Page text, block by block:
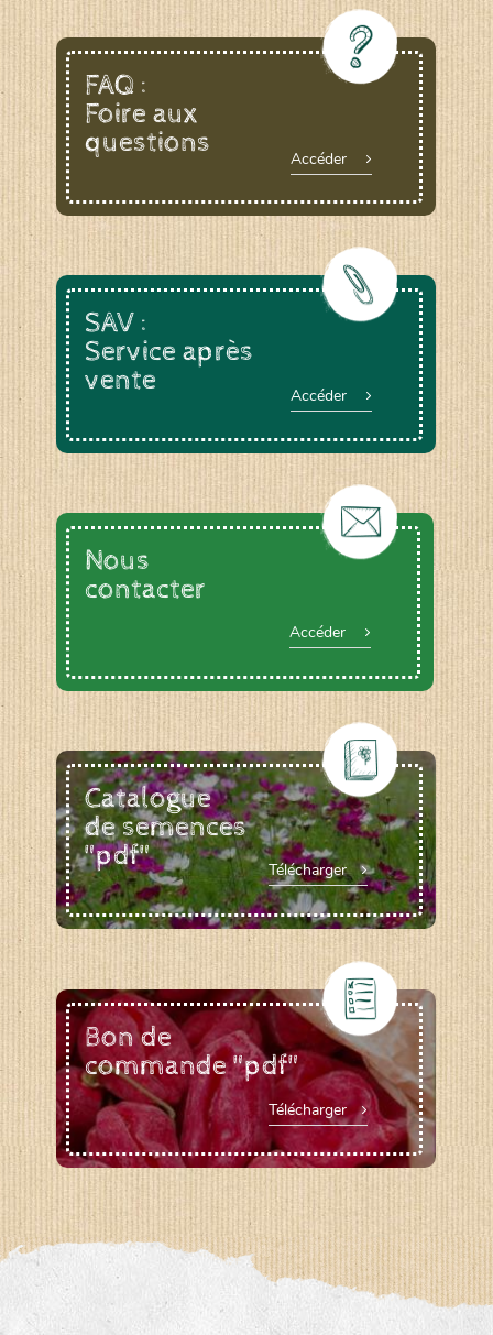
FAQ :
Foire aux
questions
Accéder
SAV :
Service après
vente
Accéder
Nous
contacter
Accéder
Catalogue
de semences
"pdf"
Télécharger
Bon de
commande "pdf"
Télécharger